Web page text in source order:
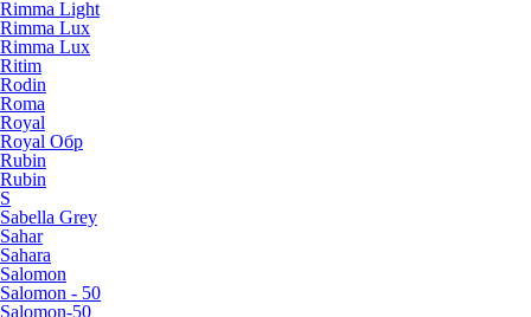
Rimma Light
Rimma Lux
Rimma Lux
Ritim
Rodin
Roma
Royal
Royal Обр
Rubin
Rubin
S
Sabella Grey
Sahar
Sahara
Salomon
Salomon - 50
Salomon-50